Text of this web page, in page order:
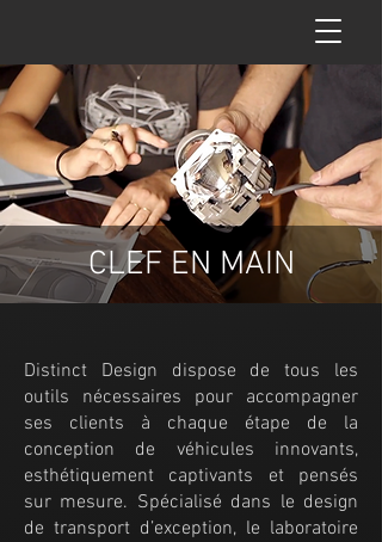
CLEF EN MAIN
Distinct Design dispose de tous les
outils nécessaires pour accompagner
ses clients à chaque étape de la
conception de véhicules innovants,
esthétiquement captivants et pensés
sur mesure. Spécialisé dans le design
de transport d’exception, le laboratoire